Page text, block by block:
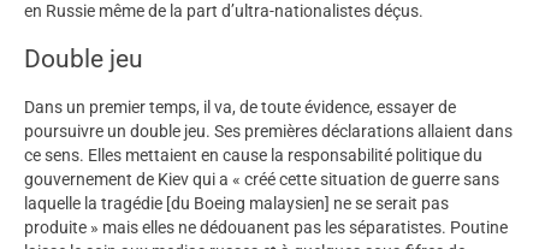
en Russie même de la part d’ultra-nationalistes déçus.
Double jeu
Dans un premier temps, il va, de toute évidence, essayer de
poursuivre un double jeu. Ses premières déclarations allaient dans
ce sens. Elles mettaient en cause la responsabilité politique du
gouvernement de Kiev qui a « créé cette situation de guerre sans
laquelle la tragédie [du Boeing malaysien] ne se serait pas
produite » mais elles ne dédouanent pas les séparatistes. Poutine